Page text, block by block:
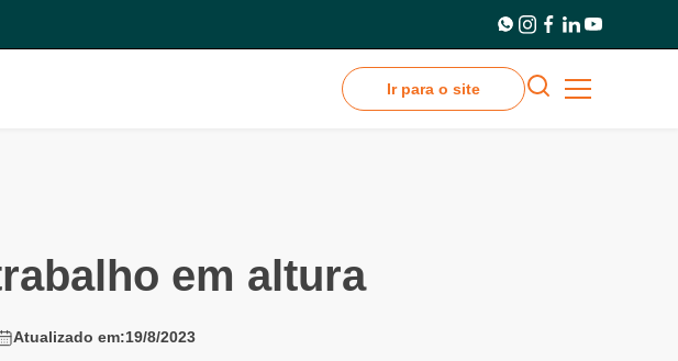
Ir para o site
em altura
Atualizado em:19/8/2023